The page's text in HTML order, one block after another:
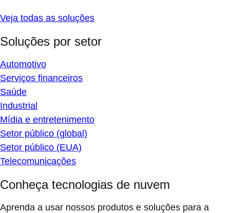
Veja todas as soluções
Soluções por setor
Automotivo
Serviços financeiros
Saúde
Industrial
Mídia e entretenimento
Setor público (global)
Setor público (EUA)
Telecomunicações
Conheça tecnologias de nuvem
Aprenda a usar nossos produtos e soluções para a